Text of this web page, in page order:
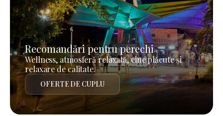
Recomandări pentru perechi
Wellness, atmosferă relaxată, cine plăcute și
relaxare de calitate.
OFERTE DE CUPLU